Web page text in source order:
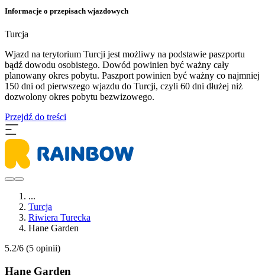
Informacje o przepisach wjazdowych
Turcja
Wjazd na terytorium Turcji jest możliwy na podstawie paszportu
bądź dowodu osobistego. Dowód powinien być ważny cały
planowany okres pobytu. Paszport powinien być ważny co najmniej
150 dni od pierwszego wjazdu do Turcji, czyli 60 dni dłużej niż
dozwolony okres pobytu bezwizowego.
Przejdź do treści
...
Turcja
Riwiera Turecka
Hane Garden
5.2/6 (5 opinii)
Hane Garden